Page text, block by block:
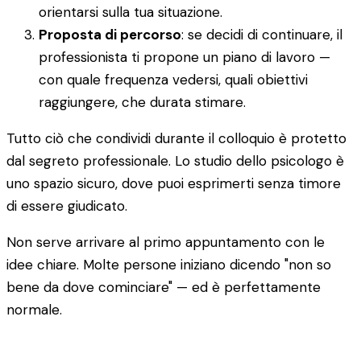
orientarsi sulla tua situazione.
Proposta di percorso: se decidi di continuare, il
professionista ti propone un piano di lavoro —
con quale frequenza vedersi, quali obiettivi
raggiungere, che durata stimare.
Tutto ciò che condividi durante il colloquio è protetto
dal segreto professionale. Lo studio dello psicologo è
uno spazio sicuro, dove puoi esprimerti senza timore
di essere giudicato.
Non serve arrivare al primo appuntamento con le
idee chiare. Molte persone iniziano dicendo "non so
bene da dove cominciare" — ed è perfettamente
normale.